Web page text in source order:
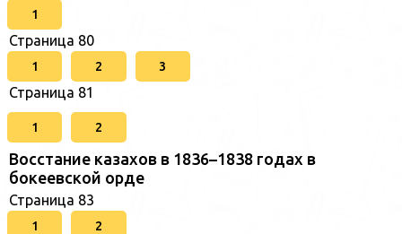
1
Страница 80
1 2 3
Страница 81
1 2
Восстание казахов в 1836–1838 годах в
бокеевской орде
Страница 83
1 2